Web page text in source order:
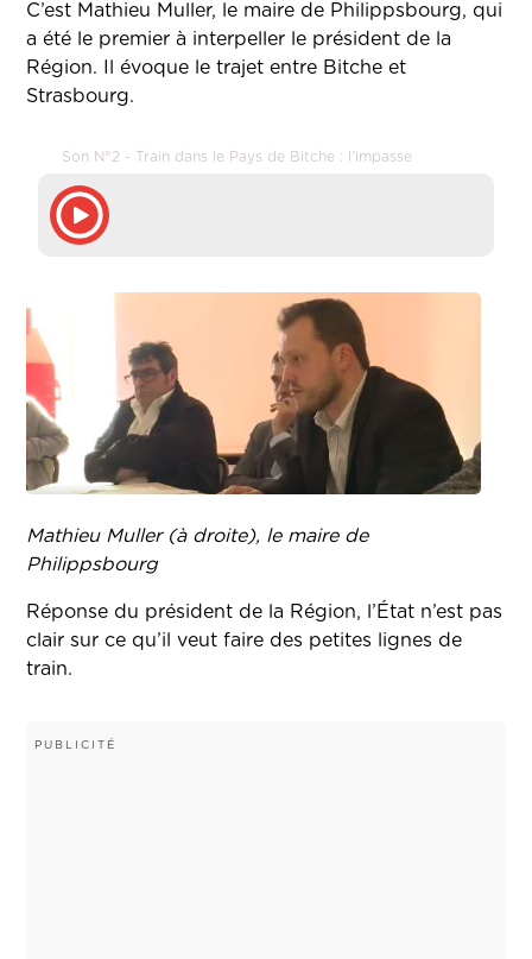
C’est Mathieu Muller, le maire de Philippsbourg, qui
a été le premier à interpeller le président de la
Région. Il évoque le trajet entre Bitche et
Strasbourg.
Son N°2 - Train dans le Pays de Bitche : l'impasse
Mathieu Muller (à droite), le maire de
Philippsbourg
Réponse du président de la Région, l’État n’est pas
clair sur ce qu’il veut faire des petites lignes de
train.